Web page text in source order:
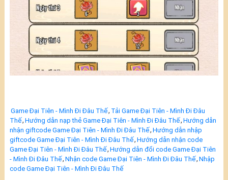
Game Đại Tiên - Mình Đi Đâu Thế, Tải Game Đại Tiên - Mình Đi Đâu
Thế, Hướng dẫn nạp thẻ Game Đại Tiên - Mình Đi Đâu Thế, Hướng dẫn
nhận giftcode Game Đại Tiên - Mình Đi Đâu Thế, Hướng dẫn nhập
giftcode Game Đại Tiên - Mình Đi Đâu Thế, Hướng dẫn nhận code
Game Đại Tiên - Mình Đi Đâu Thế, Hướng dẫn đổi code Game Đại Tiên
- Mình Đi Đâu Thế, Nhận code Game Đại Tiên - Mình Đi Đâu Thế, Nhập
code Game Đại Tiên - Mình Đi Đâu Thế